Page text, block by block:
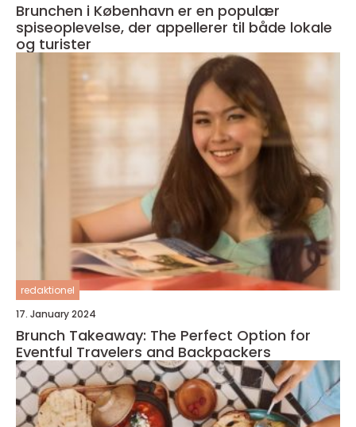
Brunchen i København er en populær
spiseoplevelse, der appellerer til både lokale
og turister
redaktionel
17. January 2024
Brunch Takeaway: The Perfect Option for
Eventful Travelers and Backpackers